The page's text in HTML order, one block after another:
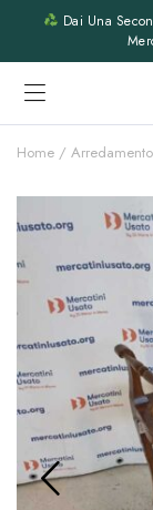
Dai Una
Home Arredamento